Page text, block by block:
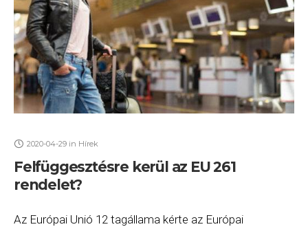
2020-04-29 in Hírek
Felfüggesztésre kerül az EU 261
rendelet?
Az Európai Unió 12 tagállama kérte az Európai